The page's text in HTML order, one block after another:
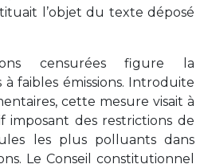
l’objet du texte déposé
censurées figure la
à faibles émissions. Introduite
cette mesure visait à
imposant des restrictions de
les plus polluants dans
Le Conseil constitutionnel